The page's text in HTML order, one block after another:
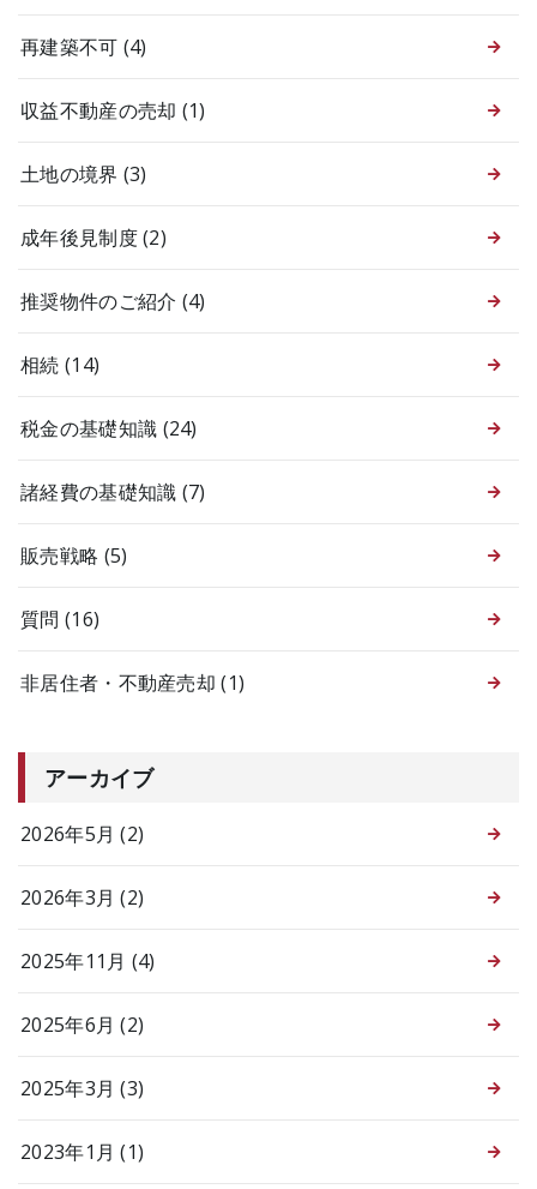
再建築不可 (4)
収益不動産の売却 (1)
土地の境界 (3)
成年後見制度(2)
推奨物件のご紹介 (4)
相続 (14)
税金の基礎知識 (24)
諸経費の基礎知識 (7)
販売戦略 (5)
質問 (16)
非居住者・不動産売却(1)
アーカイブ
2026年5月 (2)
2026年3月 (2)
2025年11月 (4)
2025年6月 (2)
2025年3月 (3)
2023年1月 (1)